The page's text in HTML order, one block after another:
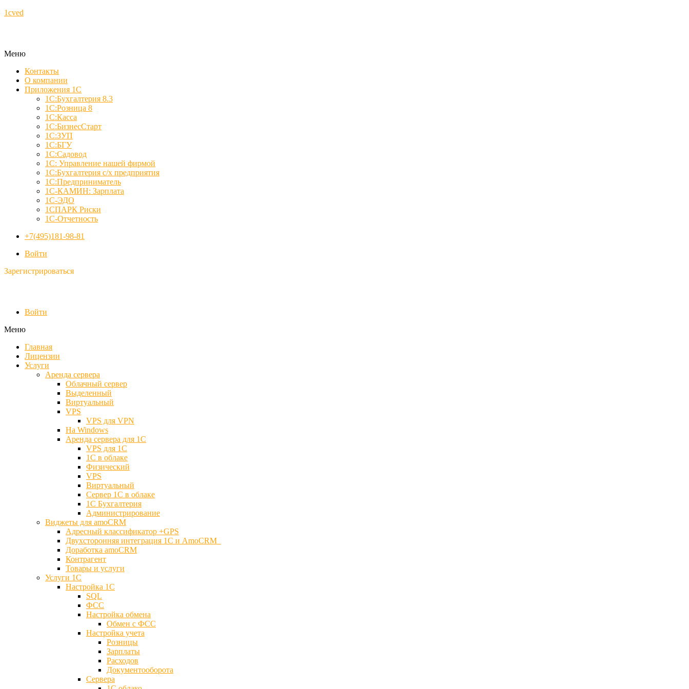
1cved
Меню
Контакты
О компании
Приложения 1С
1С:Бухгалтерия 8.3
1С:Розница 8
1С:Касса
1С:БизнесСтарт
1С:ЗУП
1С:БГУ
1С:Садовод
1С: Управление нашей фирмой
1С:Бухгалтерия с/х предприятия
1С:Предприниматель
1С-КАМИН: Зарплата
1С-ЭДО
1СПАРК Риски
1С-Отчетность
+7(495)181-98-81
Войти
Зарегистрироваться
Войти
Меню
Главная
Лицензии
Услуги
Аренда сервера
Облачный сервер
Выделенный
Виртуальный
VPS
VPS для VPN
На Windows
Аренда сервера для 1С
VPS для 1С
1С в облаке
Физический
VPS
Виртуальный
Сервер 1С в облаке
1С Бухгалтерия
Администрирование
Виджеты для amoCRM
Адресный классификатор +GPS
Двухсторонняя интеграция 1С и AmoCRM
Доработка amoCRM
Контрагент
Товары и услуги
Услуги 1С
Настройка 1С
SQL
ФСС
Настройка обмена
Обмен с ФСС
Настройка учета
Розницы
Зарплаты
Расходов
Документооборота
Сервера